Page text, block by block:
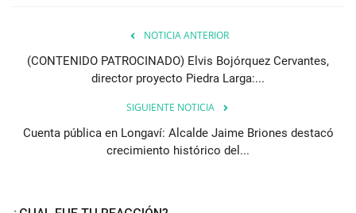
NOTICIA ANTERIOR
(CONTENIDO PATROCINADO) Elvis Bojórquez Cervantes,
director proyecto Piedra Larga:...
SIGUIENTE NOTICIA
Cuenta pública en Longaví: Alcalde Jaime Briones destacó
crecimiento histórico del...